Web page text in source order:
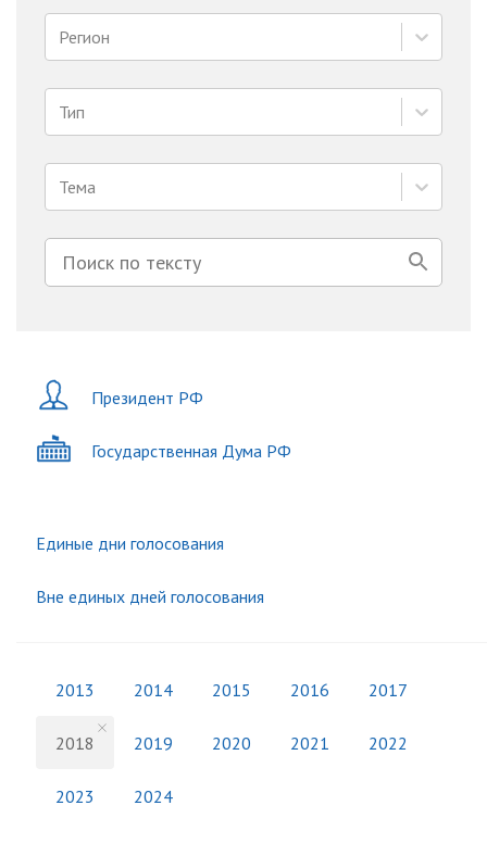
Регион
Тип
Тема
Президент РФ
Государственная Дума РФ
Единые дни голосования
Вне единых дней голосования
2013 2014 2015 2016 2017
2018 2019 2020 2021 2022
2023 2024